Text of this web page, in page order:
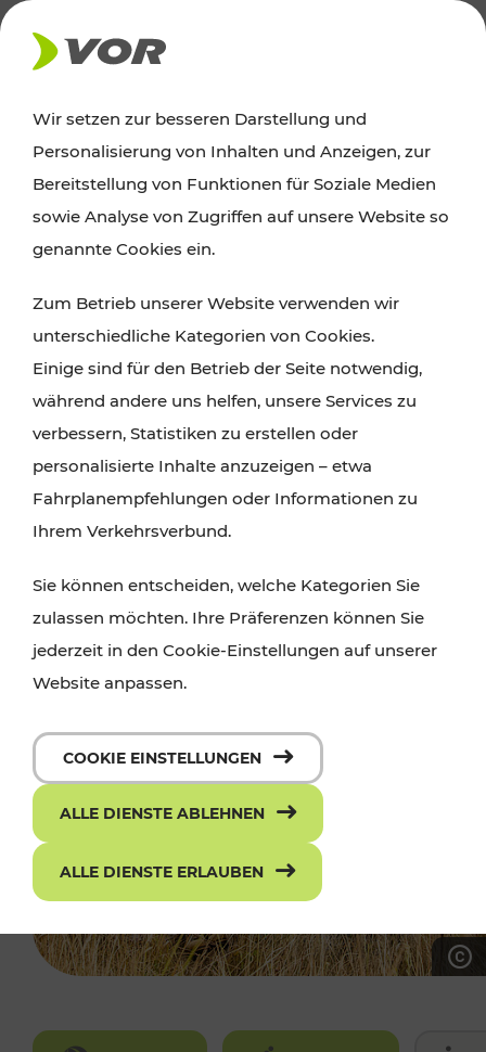
AKTUELLES
Ausflugstipps
Wien, Niederösterreich und das Burgenland
Wanderungen, Kultur und Gastronomie,
Radtouren oder purer Naturgenuss – viele
Attraktionen sind mit den Ticket- und Fahrplan-
Angeboten des VOR gut und schnell erreichbar.
Wir setzen zur besseren Darstellung und
Personalisierung von Inhalten und Anzeigen, zur
Bereitstellung von Funktionen für Soziale Medien
sowie Analyse von Zugriffen auf unsere Website so
genannte Cookies ein.
Zum Betrieb unserer Website verwenden wir
unterschiedliche Kategorien von Cookies.
Einige sind für den Betrieb der Seite notwendig,
während andere uns helfen, unsere Services zu
verbessern, Statistiken zu erstellen oder
personalisierte Inhalte anzuzeigen – etwa
Fahrplanempfehlungen oder Informationen zu
Ihrem Verkehrsverbund.
Sie können entscheiden, welche Kategorien Sie
zulassen möchten. Ihre Präferenzen können Sie
jederzeit in den Cookie-Einstellungen auf unserer
Website anpassen.
COOKIE EINSTELLUNGEN
ALLE DIENSTE ABLEHNEN
ALLE DIENSTE ERLAUBEN